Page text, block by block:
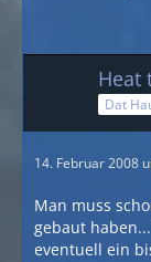
Heat
Dat
14. Februar 2008
Man muss
gebaut
eventuell ein